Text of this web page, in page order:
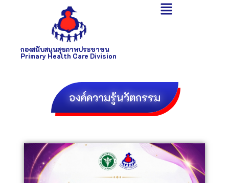
กองสนับสนุนสุขภาพประชาชน
Primary Health Care Division
องค์ความรู้นวัตกรรม